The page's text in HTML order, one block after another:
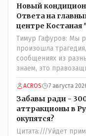
Цитата://я
морально: - игроки
встречу: - чудо на
команде играет сам
Новый
Ответа на
центре Костаная
Тимур Гафуров: Мы
произошла
сообщениях из
знаем, это
ничего толком не
второй источник, с
до вашей поездки
и всё работает как
ACROS 7 августа
Забавы ради -
аттракционы в
окупятся?
Цитата:///Уйдет